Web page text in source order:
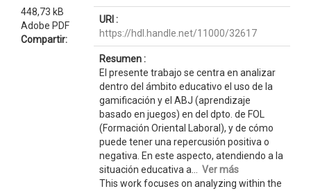
448,73 kB
Adobe PDF
Compartir:
URI :
https://hdl.handle.net/11000/32617
Resumen :
El presente trabajo se centra en analizar
dentro del ámbito educativo el uso de la
gamificación y el ABJ (aprendizaje
basado en juegos) en del dpto. de FOL
(Formación Oriental Laboral), y de cómo
puede tener una repercusión positiva o
negativa. En este aspecto, atendiendo a la
situación educativa a... Ver más
This work focuses on analyzing within the